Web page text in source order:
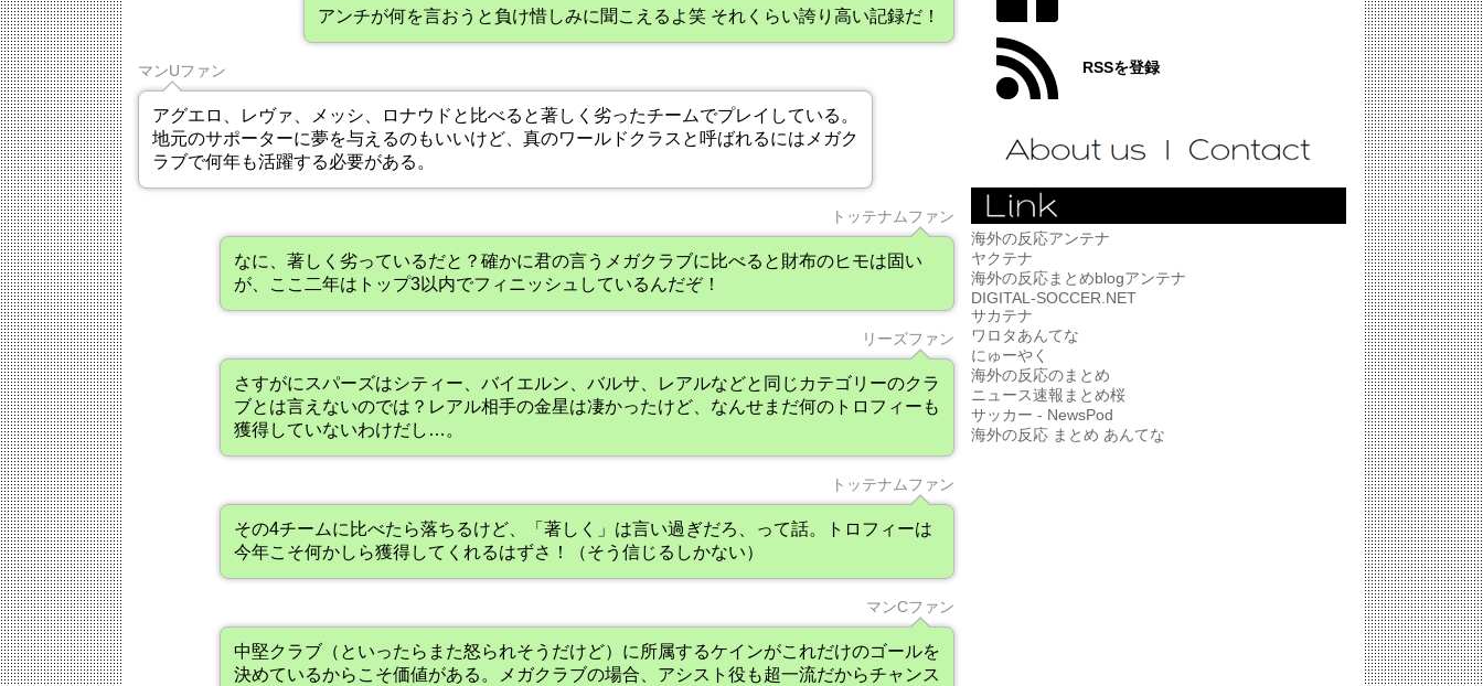
アンチが何を言おうと負け惜しみに聞こえるよ笑 それくらい誇り高い記録だ！
マンUファン
アグエロ、レヴァ、メッシ、ロナウドと比べると著しく劣ったチームでプレイしている。
地元のサポーターに夢を与えるのもいいけど、真のワールドクラスと呼ばれるにはメガク
ラブで何年も活躍する必要がある。
トッテナムファン
なに、著しく劣っているだと？確かに君の言うメガクラブに比べると財布のヒモは固い
が、ここ二年はトップ3以内でフィニッシュしているんだぞ！
リーズファン
さすがにスパーズはシティー、バイエルン、バルサ、レアルなどと同じカテゴリーのクラ
ブとは言えないのでは？レアル相手の金星は凄かったけど、なんせまだ何のトロフィーも
獲得していないわけだし…。
トッテナムファン
その4チームに比べたら落ちるけど、「著しく」は言い過ぎだろ、って話。トロフィーは
今年こそ何かしら獲得してくれるはずさ！（そう信じるしかない）
マンCファン
中堅クラブ（といったらまた怒られそうだけど）に所属するケインがこれだけのゴールを
決めているからこそ価値がある。メガクラブの場合、アシスト役も超一流だからチャンス
RSSを登録
海外の反応アンテナ
ヤクテナ
海外の反応まとめblogアンテナ
DIGITAL-SOCCER.NET
サカテナ
ワロタあんてな
にゅーやく
海外の反応のまとめ
ニュース速報まとめ桜
サッカー - NewsPod
海外の反応 まとめ あんてな